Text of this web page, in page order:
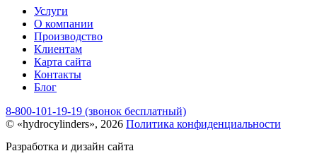
Услуги
О компании
Производство
Клиентам
Карта сайта
Контакты
Блог
8-800-101-19-19 (звонок бесплатный)
© «hydrocylinders», 2026 Политика конфиденциальности
Разработка и дизайн сайта